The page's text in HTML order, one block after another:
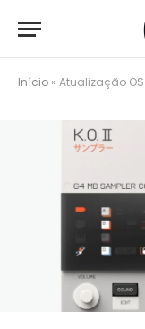
Início » Atualização OS 2.5 traz